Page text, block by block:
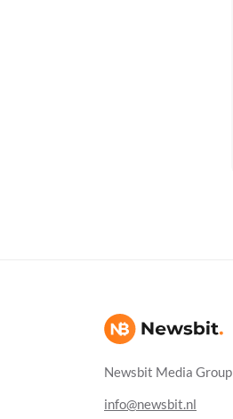
Newsbit Media Group
info@newsbit.nl